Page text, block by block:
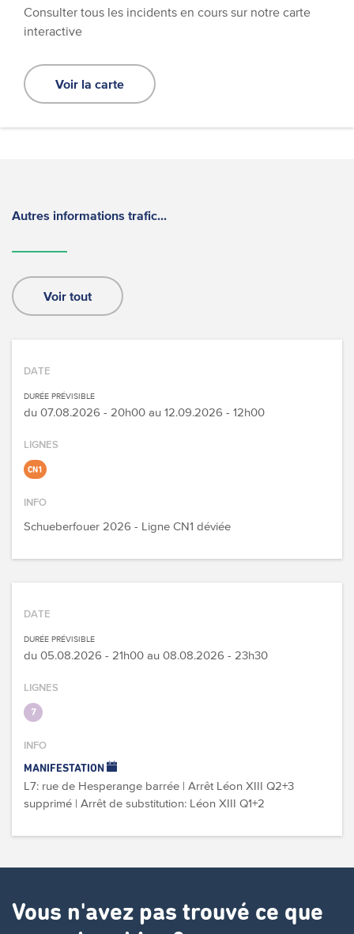
Consulter tous les incidents en cours sur notre carte
interactive
Voir la carte
Autres informations trafic...
Voir tout
DATE
DURÉE PRÉVISIBLE
du 07.08.2026 - 20h00 au 12.09.2026 - 12h00
LIGNES
CN1
INFO
Schueberfouer 2026 - Ligne CN1 déviée
DATE
DURÉE PRÉVISIBLE
du 05.08.2026 - 21h00 au 08.08.2026 - 23h30
LIGNES
7
INFO
MANIFESTATION
L7: rue de Hesperange barrée | Arrêt Léon XIII Q2+3
supprimé | Arrêt de substitution: Léon XIII Q1+2
Vous n'avez pas trouvé ce que